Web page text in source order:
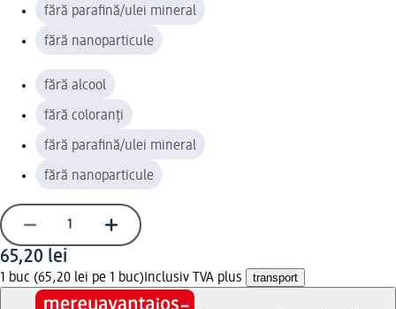
fără parafină/ulei mineral
fără nanoparticule
fără alcool
fără coloranți
fără parafină/ulei mineral
fără nanoparticule
65,20 lei
1 buc (65,20 lei pe 1 buc) Inclusiv TVA plus transport